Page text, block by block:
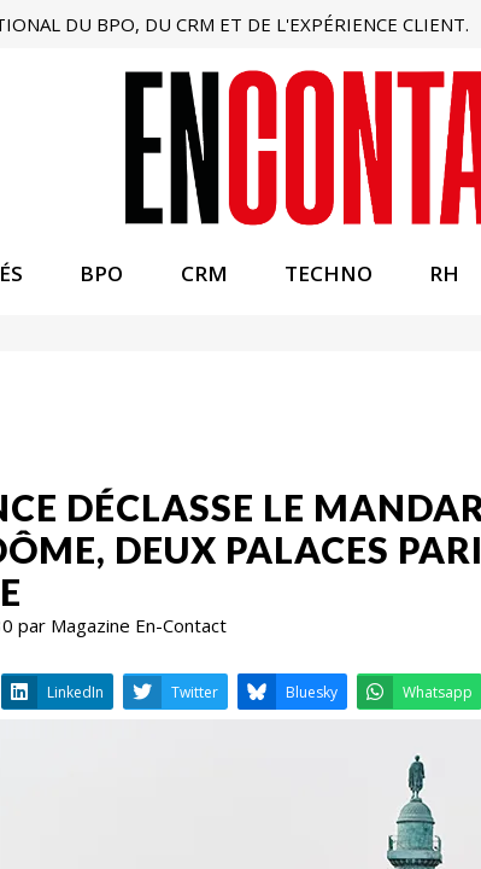
DU BPO, DU CRM ET DE L'EXPÉRIENCE CLIENT.
BPO CRM TECHNO RH
DÉCLASSE LE
DEUX PALACES
par Magazine En-Contact